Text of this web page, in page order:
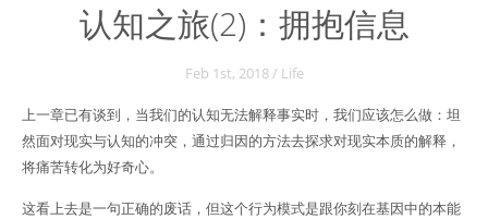
认知之旅(2)：拥抱信息
Feb 1st, 2018/ Life
上一章已有谈到，当我们的认知无法解释事实时，我们应该怎么做：坦
然面对现实与认知的冲突，通过归因的方法去探求对现实本质的解释，
将痛苦转化为好奇心。
这看上去是一句正确的废话，但这个行为模式是跟你刻在基因中的本能